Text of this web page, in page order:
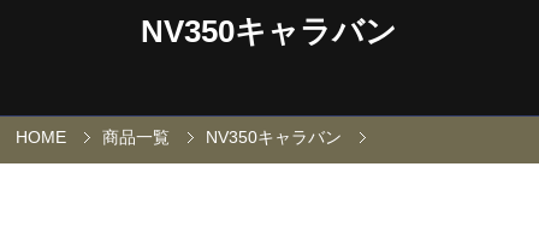
NV350キャラバン
HOME 商品一覧 NV350キャラバン